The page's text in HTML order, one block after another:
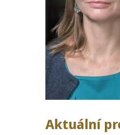
Aktuální